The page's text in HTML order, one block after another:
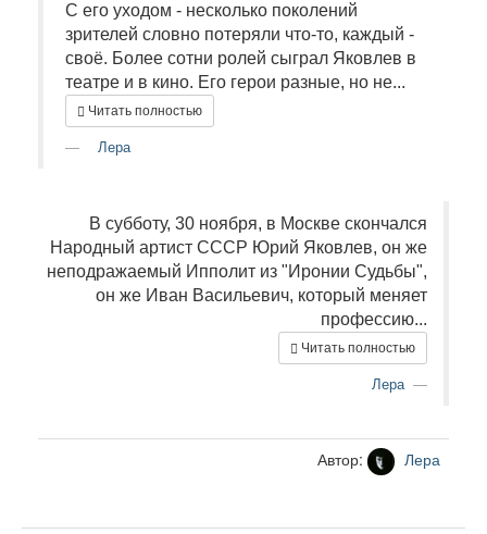
С его уходом - несколько поколений
зрителей словно потеряли что-то, каждый -
своё. Более сотни ролей сыграл Яковлев в
театре и в кино. Его герои разные, но не...
Читать полностью
Лера
В субботу, 30 ноября, в Москве скончался
Народный артист СССР Юрий Яковлев, он же
неподражаемый Ипполит из "Иронии Судьбы",
он же Иван Васильевич, который меняет
профессию...
Читать полностью
Лера
Автор: Лера